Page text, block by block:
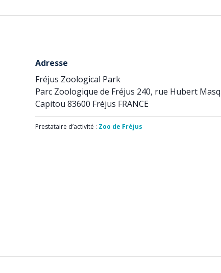
Adresse
Fréjus Zoological Park
Parc Zoologique de Fréjus 240, rue Hubert
Capitou 83600 Fréjus FRANCE
Prestataire d’activité : Zoo de Fréjus